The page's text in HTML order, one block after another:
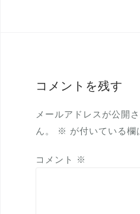
コメントを残す
メールアドレスが公開
ん。
※ が付いている欄
コメント ※